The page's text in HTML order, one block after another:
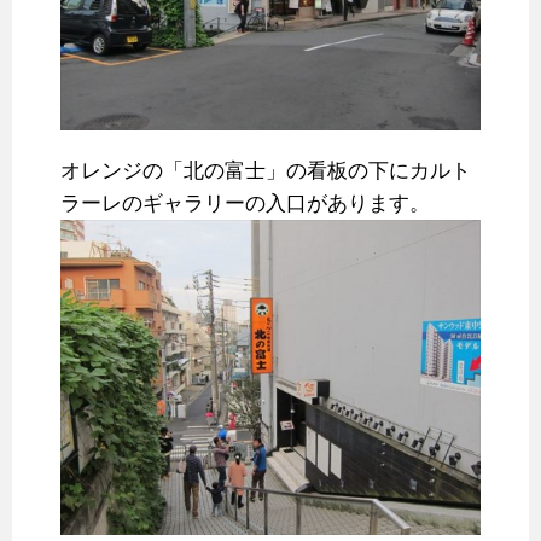
オレンジの「北の富士」の看板の下にカルト
ラーレのギャラリーの入口があります。